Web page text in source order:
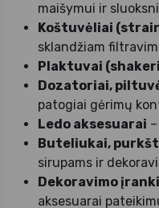
maišymui ir
Koštuvėliai
sklandžiam
Plaktuvai
Dozatoriai,
patogiai gėrimų
Ledo aksesuarai
Buteliukai,
sirupams ir
Dekoravimo
aksesuarai